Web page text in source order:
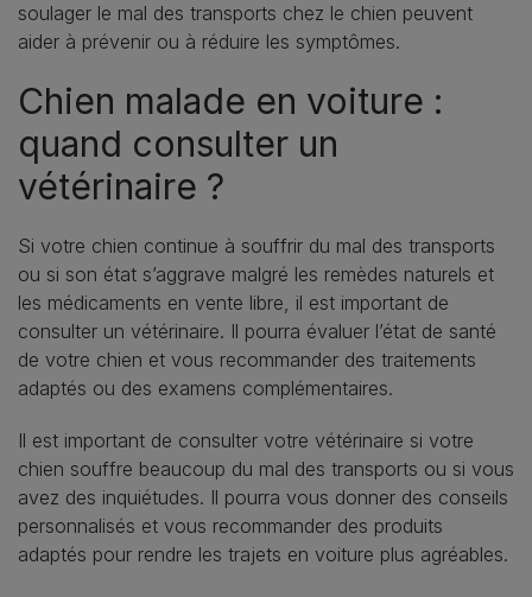
soulager le mal des transports chez le chien peuvent
aider à prévenir ou à réduire les symptômes.
Chien malade en voiture :
quand consulter un
vétérinaire ?
Si votre chien continue à souffrir du mal des transports
ou si son état s’aggrave malgré les remèdes naturels et
les médicaments en vente libre, il est important de
consulter un vétérinaire. Il pourra évaluer l’état de santé
de votre chien et vous recommander des traitements
adaptés ou des examens complémentaires.
Il est important de consulter votre vétérinaire si votre
chien souffre beaucoup du mal des transports ou si vous
avez des inquiétudes. Il pourra vous donner des conseils
personnalisés et vous recommander des produits
adaptés pour rendre les trajets en voiture plus agréables.